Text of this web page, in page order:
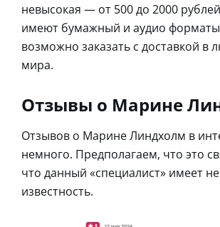
невысокая — от 500 до 2000
имеют бумажный и аудио
возможно заказать с доставкой в
мира.
Отзывы о Марине
Отзывов о Марине Линдхолм в
немного. Предполагаем, что это
что данный «специалист» имеет
известность.